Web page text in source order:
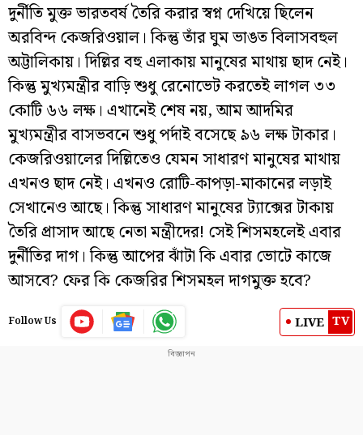
দুর্নীতি মুক্ত ভারতবর্ষ তৈরি করার স্বপ্ন দেখিয়ে ছিলেন
অরবিন্দ কেজরিওয়াল। কিন্তু তাঁর ঘুম ভাঙত বিলাসবহুল
অট্টালিকায়। দিল্লির বহু এলাকায় মানুষের মাথায় ছাদ নেই।
কিন্তু মুখ্যমন্ত্রীর বাড়ি শুধু রেনোভেট করতেই লাগল ৩৩
কোটি ৬৬ লক্ষ। এখানেই শেষ নয়, আম আদমির
মুখ্যমন্ত্রীর বাসভবনে শুধু পর্দাই বসেছে ৯৬ লক্ষ টাকার।
কেজরিওয়ালের দিল্লিতেও যেমন সাধারণ মানুষের মাথায়
এখনও ছাদ নেই। এখনও রোটি-কাপড়া-মাকানের লড়াই
সেখানেও আছে। কিন্তু সাধারণ মানুষের ট্যাক্সের টাকায়
তৈরি প্রাসাদ আছে নেতা মন্ত্রীদের! সেই শিসমহলেই এবার
দুর্নীতির দাগ। কিন্তু আপের ঝাঁটা কি এবার ভোটে কাজে
আসবে? ফের কি কেজরির শিসমহল দাগমুক্ত হবে?
Follow Us LIVE TV